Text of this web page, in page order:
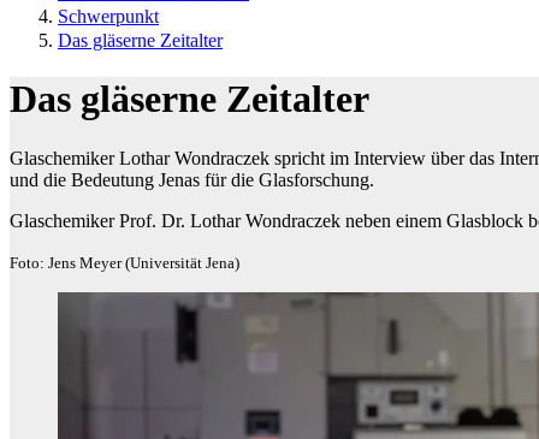
Schwerpunkt
Das gläserne Zeitalter
Das gläserne Zeitalter
Glaschemiker Lothar Wondraczek spricht im Interview über das
und die Bedeutung Jenas für die Glasforschung.
Glaschemiker Prof. Dr. Lothar Wondraczek neben einem Glasblock
Foto: Jens Meyer (Universität Jena)